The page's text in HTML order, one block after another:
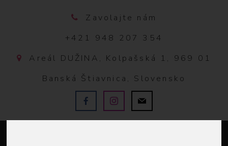
Zavolajte nám
+421 948 207 354
Areál DUŽINA, Kolpašská 1, 969 01
Banská Štiavnica, Slovensko